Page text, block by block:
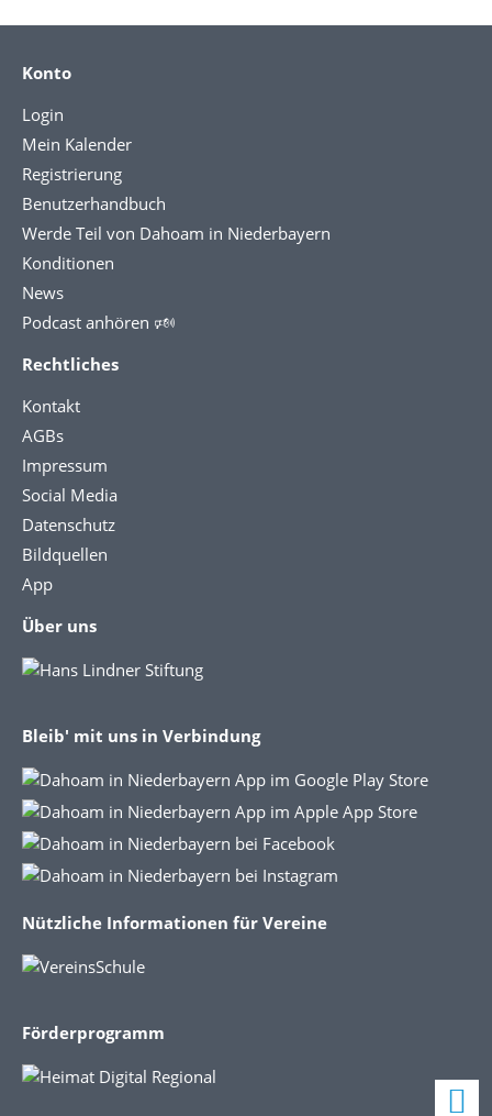
Konto
Login
Mein Kalender
Registrierung
Benutzerhandbuch
Werde Teil von Dahoam in Niederbayern
Konditionen
News
Podcast anhören 🕬
Rechtliches
Kontakt
AGBs
Impressum
Social Media
Datenschutz
Bildquellen
App
Über uns
Bleib' mit uns in Verbindung
Nützliche Informationen für Vereine
Förderprogramm